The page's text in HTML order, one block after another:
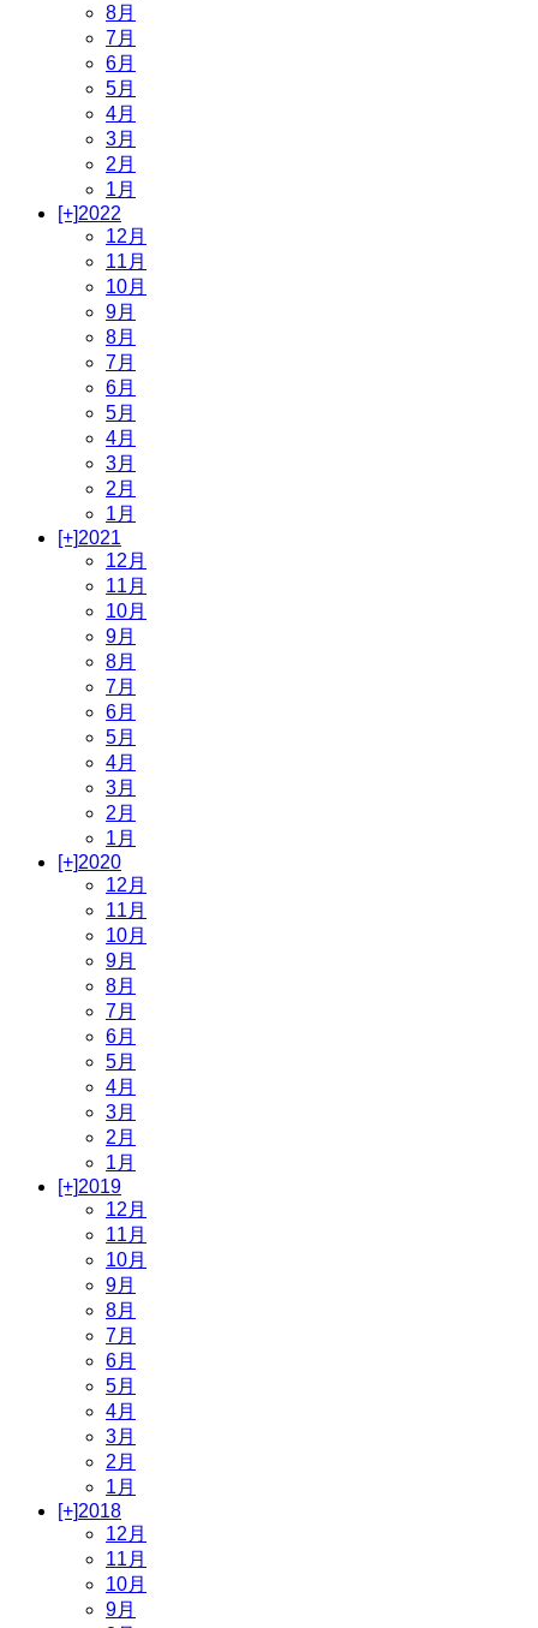
8月
7月
6月
5月
4月
3月
2月
1月
[+]2022
12月
11月
10月
9月
8月
7月
6月
5月
4月
3月
2月
1月
[+]2021
12月
11月
10月
9月
8月
7月
6月
5月
4月
3月
2月
1月
[+]2020
12月
11月
10月
9月
8月
7月
6月
5月
4月
3月
2月
1月
[+]2019
12月
11月
10月
9月
8月
7月
6月
5月
4月
3月
2月
1月
[+]2018
12月
11月
10月
9月